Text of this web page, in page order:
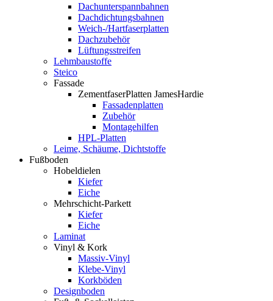
Dachunterspannbahnen
Dachdichtungsbahnen
Weich-/Hartfaserplatten
Dachzubehör
Lüftungsstreifen
Lehmbaustoffe
Steico
Fassade
ZementfaserPlatten JamesHardie
Fassadenplatten
Zubehör
Montagehilfen
HPL-Platten
Leime, Schäume, Dichtstoffe
Fußboden
Hobeldielen
Kiefer
Eiche
Mehrschicht-Parkett
Kiefer
Eiche
Laminat
Vinyl & Kork
Massiv-Vinyl
Klebe-Vinyl
Korkböden
Designboden